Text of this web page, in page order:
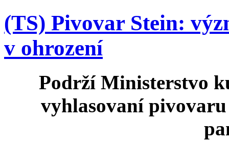
(TS) Pivovar Stein:
v ohrození
Podrží Ministerstvo
vyhlasovaní